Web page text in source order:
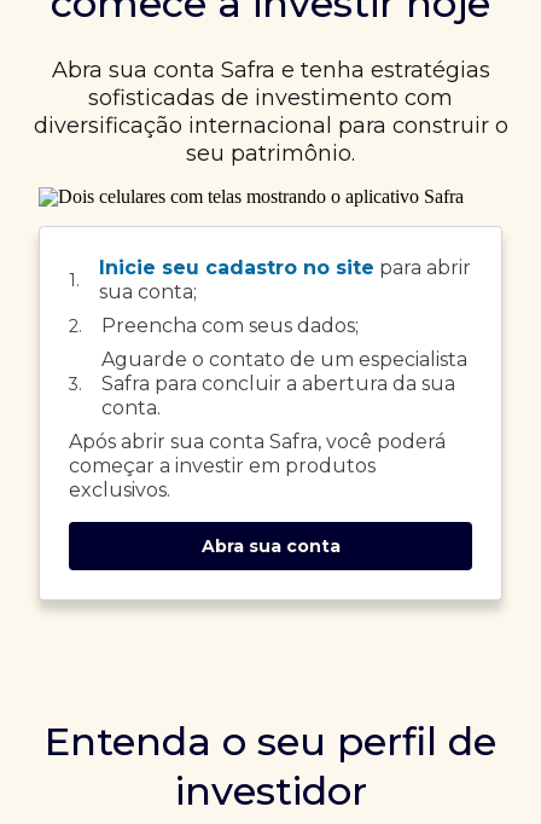
Abra sua conta Safra e tenha estratégias
sofisticadas de investimento com
diversificação internacional para construir o
seu patrimônio.
1.
Inicie seu cadastro no site para abrir
sua conta;
2. Preencha com seus dados;
3.
Aguarde o contato de um especialista
Safra para concluir a abertura da sua
conta.
Após abrir sua conta Safra, você poderá
começar a investir em produtos
exclusivos.
Abra sua conta
Entenda o seu perfil de
investidor